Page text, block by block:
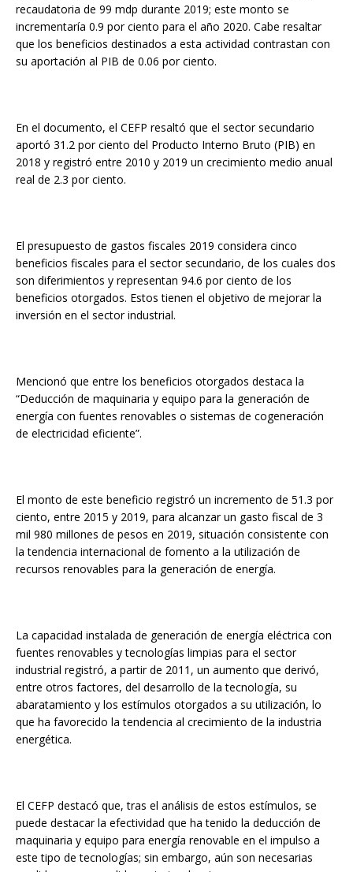
recaudatoria de 99 mdp durante 2019; este monto se
incrementaría 0.9 por ciento para el año 2020. Cabe resaltar
que los beneficios destinados a esta actividad contrastan con
su aportación al PIB de 0.06 por ciento.
En el documento, el CEFP resaltó que el sector secundario
aportó 31.2 por ciento del Producto Interno Bruto (PIB) en
2018 y registró entre 2010 y 2019 un crecimiento medio anual
real de 2.3 por ciento.
El presupuesto de gastos fiscales 2019 considera cinco
beneficios fiscales para el sector secundario, de los cuales dos
son diferimientos y representan 94.6 por ciento de los
beneficios otorgados. Estos tienen el objetivo de mejorar la
inversión en el sector industrial.
Mencionó que entre los beneficios otorgados destaca la
“Deducción de maquinaria y equipo para la generación de
energía con fuentes renovables o sistemas de cogeneración
de electricidad eficiente”.
El monto de este beneficio registró un incremento de 51.3 por
ciento, entre 2015 y 2019, para alcanzar un gasto fiscal de 3
mil 980 millones de pesos en 2019, situación consistente con
la tendencia internacional de fomento a la utilización de
recursos renovables para la generación de energía.
La capacidad instalada de generación de energía eléctrica con
fuentes renovables y tecnologías limpias para el sector
industrial registró, a partir de 2011, un aumento que derivó,
entre otros factores, del desarrollo de la tecnología, su
abaratamiento y los estímulos otorgados a su utilización, lo
que ha favorecido la tendencia al crecimiento de la industria
energética.
El CEFP destacó que, tras el análisis de estos estímulos, se
puede destacar la efectividad que ha tenido la deducción de
maquinaria y equipo para energía renovable en el impulso a
este tipo de tecnologías; sin embargo, aún son necesarias